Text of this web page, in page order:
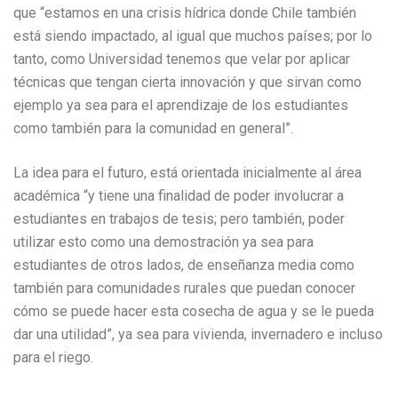
que “estamos en una crisis hídrica donde Chile también
está siendo impactado, al igual que muchos países; por lo
tanto, como Universidad tenemos que velar por aplicar
técnicas que tengan cierta innovación y que sirvan como
ejemplo ya sea para el aprendizaje de los estudiantes
como también para la comunidad en general”.
La idea para el futuro, está orientada inicialmente al área
académica “y tiene una finalidad de poder involucrar a
estudiantes en trabajos de tesis; pero también, poder
utilizar esto como una demostración ya sea para
estudiantes de otros lados, de enseñanza media como
también para comunidades rurales que puedan conocer
cómo se puede hacer esta cosecha de agua y se le pueda
dar una utilidad”, ya sea para vivienda, invernadero e incluso
para el riego.